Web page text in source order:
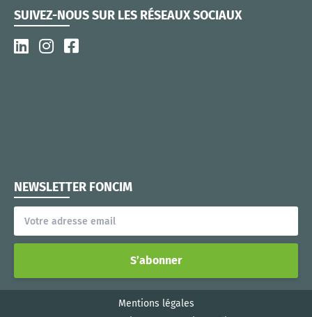
SUIVEZ-NOUS SUR LES RÉSEAUX SOCIAUX
NEWSLETTER FONCIM
S’abonner
Mentions légales